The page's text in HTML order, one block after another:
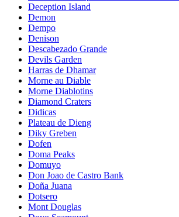
Deception Island
Demon
Dempo
Denison
Descabezado Grande
Devils Garden
Harras de Dhamar
Morne au Diable
Morne Diablotins
Diamond Craters
Didicas
Plateau de Dieng
Diky Greben
Dofen
Doma Peaks
Domuyo
Don Joao de Castro Bank
Doña Juana
Dotsero
Mont Douglas